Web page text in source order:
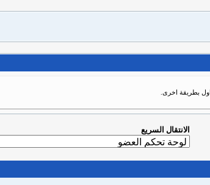
بطريقة اخرى.
الانتقال السريع